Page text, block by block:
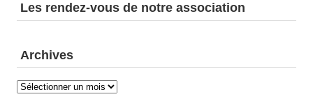
Les rendez-vous de notre association
Archives
Archives